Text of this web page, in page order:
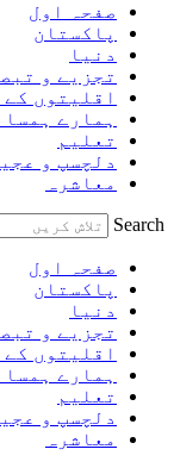
صفحہ اول
پاکستان
دنیا
تجزیے و
اقلیتوں
ہمارے
تعلیم
دلچسپ و
معاشرہ
Search
صفحہ اول
پاکستان
دنیا
تجزیے و
اقلیتوں
ہمارے
تعلیم
دلچسپ و
معاشرہ